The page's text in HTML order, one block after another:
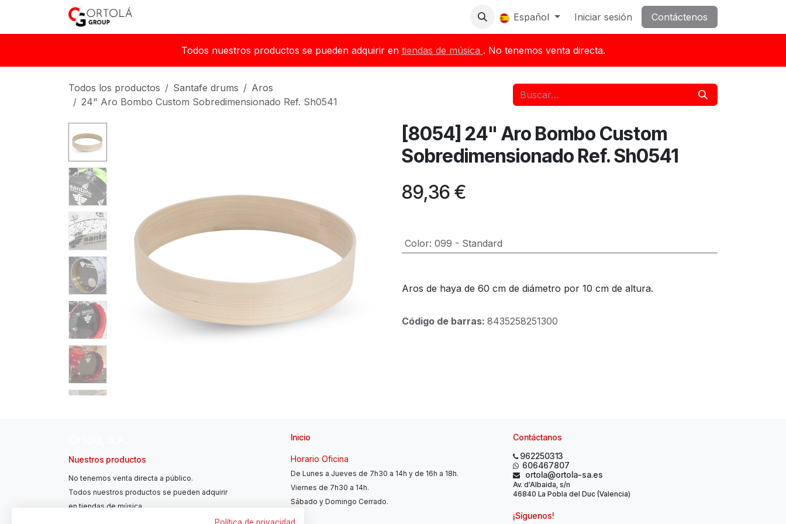
Español Iniciar sesión Contáctenos
Todos nuestros productos se pueden adquirir en tiendas de música . No tenemos venta directa.
Todos los productos Santafe drums
Aros
24" Aro Bombo Custom Sobredimensionado Ref. Sh0541
[8054] 24" Aro Bombo Custom
Sobredimensionado Ref. Sh0541
89,36 €
Color: 099 - Standard
Aros de haya de 60 cm de diámetro por 10 cm de altura.
Código de barras: 8435258251300
Nuestros productos
No tenemos venta directa a público.
Todos nuestros productos se pueden adquirir
en tiendas de música.
Inicio
Horario Oficina
De Lunes a Jueves de 7h30 a 14h y de 16h a 18h.
Viernes de 7h30 a 14h.
Sábado y Domingo Cerrado.
Contáctanos
962250313
606467807
ortola@ortola-sa.es
Av. d'Albaida, s/n
46840 La Pobla del Duc (Valencia)
¡Síguenos!